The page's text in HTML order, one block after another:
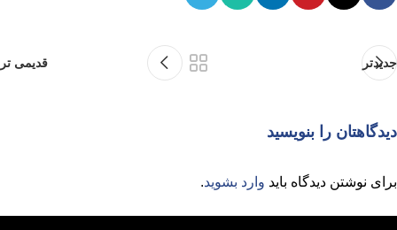
جدیدتر قدیمی تر
دیدگاهتان را بنویسید
برای نوشتن دیدگاه باید وارد بشوید.